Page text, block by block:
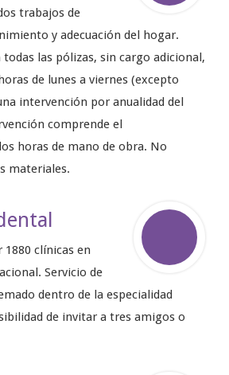
trabajos de
y adecuación del hogar.
las pólizas, sin cargo adicional,
de lunes a viernes (excepto
intervención por anualidad del
comprende el
horas de mano de obra. No
materiales.
1880 clínicas en
Servicio de
dentro de la especialidad
de invitar a tres amigos o